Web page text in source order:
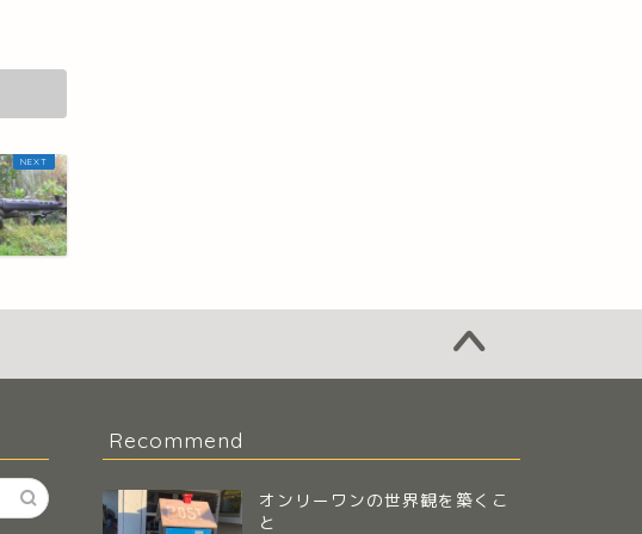
Recommend
オンリーワンの世界観を築くこ
と